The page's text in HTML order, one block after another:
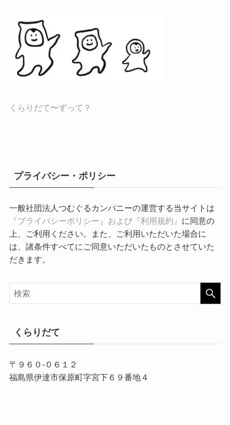
くらりだて〜ずって？
プライバシー・ポリシー
一般社団法人つむぐるカンパニーの運営する当サイトは
『プライバシーポリシー』および『利用規約』 に同意の
上、ご利用ください。また、ご利用いただいた場合に
は、諸条件すべてにご同意いただいたものとさせていた
だきます。
くらりだて
〒９６０-０６１２
福島県伊達市保原町字宮下６９番地４